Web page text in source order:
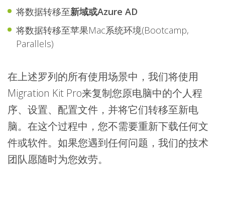
将数据转移至新域或Azure AD
将数据转移至苹果Mac系统环境(Bootcamp,
Parallels)
在上述罗列的所有使用场景中，我们将使用
Migration Kit Pro来复制您原电脑中的个人程
序、设置、配置文件，并将它们转移至新电
脑。在这个过程中，您不需要重新下载任何文
件或软件。如果您遇到任何问题，我们的技术
团队愿随时为您效劳。